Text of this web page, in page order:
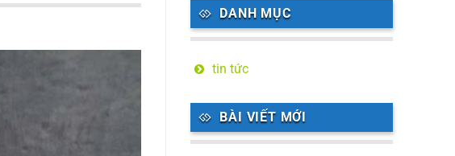
DANH MỤC
tin tức
BÀI VIẾT MỚI